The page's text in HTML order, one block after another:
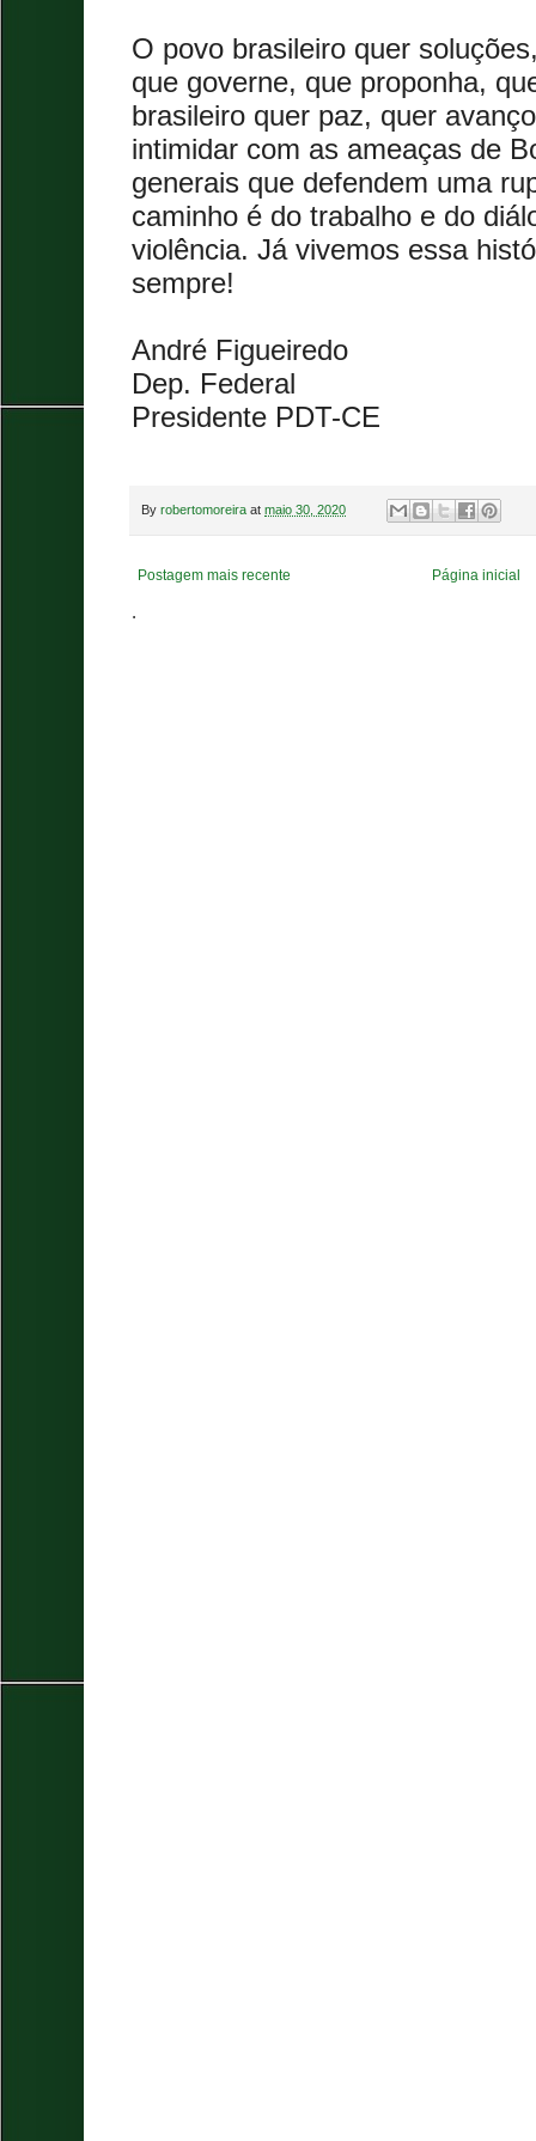
O povo brasileiro quer
que governe, que proponha,
brasileiro quer paz, quer
intimidar com as ameaças de
generais que defendem uma
caminho é do trabalho e do
violência. Já vivemos essa
sempre!
André Figueiredo
Dep. Federal
Presidente PDT-CE
By robertomoreira at maio 30, 2020
Postagem mais recente Página inicial
.